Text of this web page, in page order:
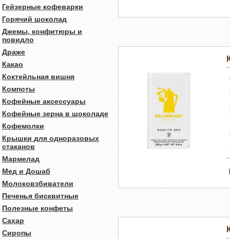
Гейзерные кофеварки
Горячий шоколад
Джемы, конфитюры и
повидло
Драже
Какао
Коктейльная вишня
Компоты
Кофейные аксессуары
Кофейные зерна в шоколаде
Кофемолки
Крышки для одноразовых
стаканов
Мармелад
Мед и Дошаб
Молоковзбиватели
Печенья бисквитные
Полезные конфеты
Сахар
Сиропы